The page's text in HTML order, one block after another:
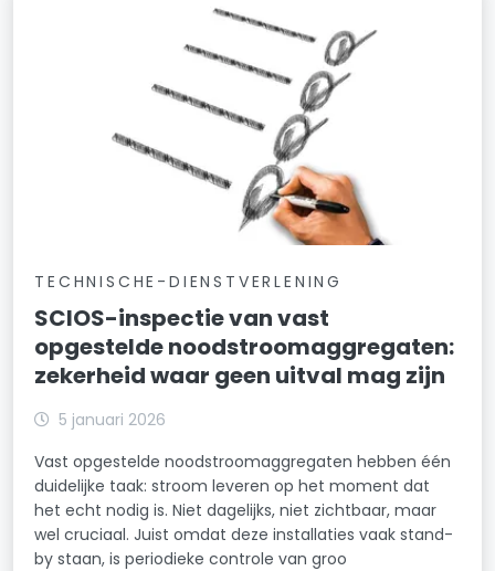
TECHNISCHE-DIENSTVERLENING
SCIOS-inspectie van vast
opgestelde noodstroomaggregaten:
zekerheid waar geen uitval mag zijn
5 januari 2026
Vast opgestelde noodstroomaggregaten hebben één
duidelijke taak: stroom leveren op het moment dat
het echt nodig is. Niet dagelijks, niet zichtbaar, maar
wel cruciaal. Juist omdat deze installaties vaak stand-
by staan, is periodieke controle van groo